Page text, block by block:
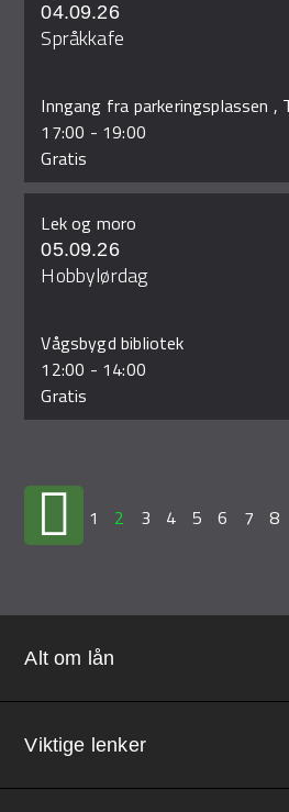
04.09.26
Språkkafe
Inngang fra parkeringsplassen ,
17:00 - 19:00
Gratis
Lek og moro
05.09.26
Hobbylørdag
Vågsbygd bibliotek
12:00 - 14:00
Gratis
1 2 3 4 5 6 7 8
Alt om lån
Viktige lenker